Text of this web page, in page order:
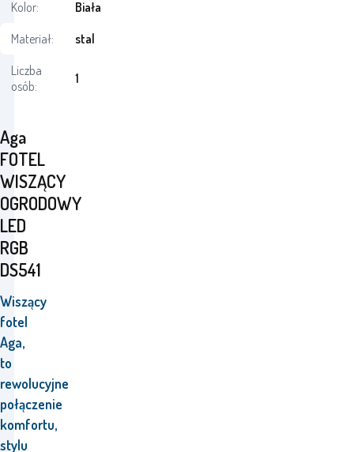
Aga
FOTEL
WISZĄCY
OGRODOWY
LED
RGB
DS541
Wiszący
fotel
Aga,
to
rewolucyjne
połączenie
komfortu,
stylu
Kolor:
Biała
Materiał:
stal
Liczba
osób:
1